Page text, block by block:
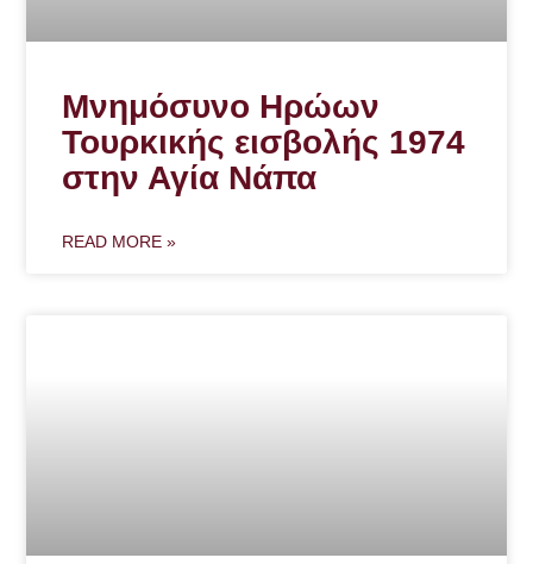
Μνημόσυνο Ηρώων
Τουρκικής εισβολής 1974
στην Αγία Νάπα
READ MORE »